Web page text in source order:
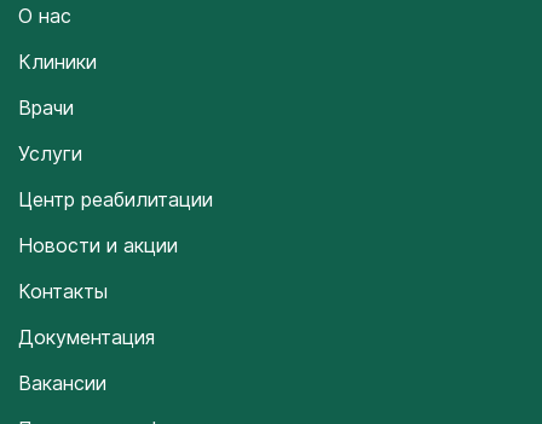
О нас
Клиники
Врачи
Услуги
Центр реабилитации
Новости и акции
Контакты
Документация
Вакансии